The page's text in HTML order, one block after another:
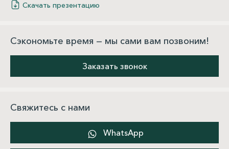
Скачать презентацию
Сэкономьте время — мы сами вам позвоним!
Заказать звонок
Свяжитесь с нами
WhatsApp